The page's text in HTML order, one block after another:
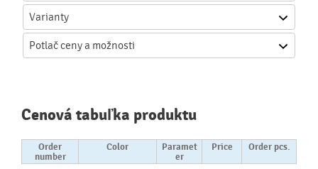
Varianty
Potlačceny a možnosti
Cenová tabuľka produktu
Order
number
Color
Paramet
er
Price Order pcs.